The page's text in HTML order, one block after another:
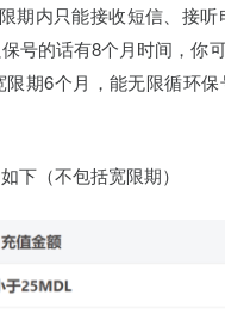
期内只能接收短信、接
号的话有8个月时间，你
期6个月，能无限循环
下（不包括宽限期）